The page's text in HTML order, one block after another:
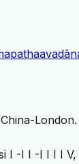
I -I I -I I I I